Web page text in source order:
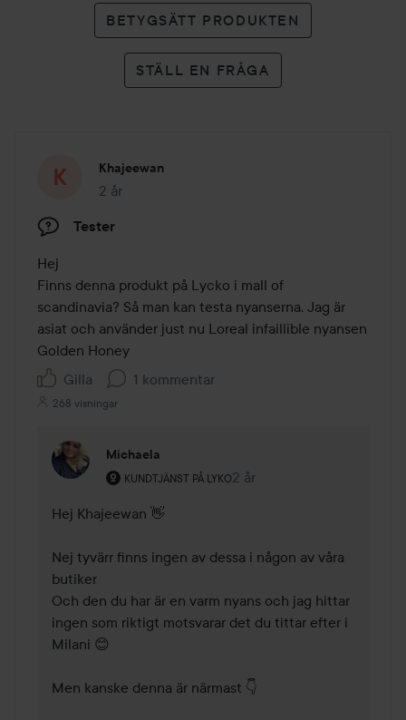
BETYGSÄTT PRODUKTEN
STÄLL EN FRÅGA
Khajeewan
2 år
Inlägget skapades 2 år
Tester
Hej
Finns denna produkt på Lycko i mall of
scandinavia? Så man kan testa nyanserna. Jag är
asiat och använder just nu Loreal infaillible nyansen
Golden Honey
Gilla
1 kommentar
268 visningar
Michaela
KUNDTJÄNST PÅ LYKO
Användarens roll: Kundtjänst på Lyko.
2 år
Kommentaren lades 2 år
Hej Khajeewan 👋
Nej tyvärr finns ingen av dessa i någon av våra
butiker
Och den du har är en varm nyans och jag hittar
ingen som riktigt motsvarar det du tittar efter i
Milani 😊
Men kanske denna är närmast 👇